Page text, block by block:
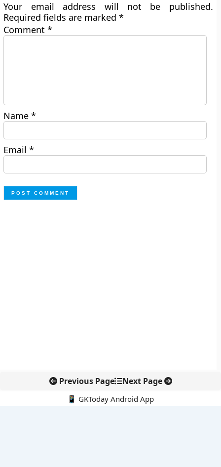
Your email address will not be published.
Required fields are marked*
Comment*
Name*
Email*
Previous Page Next Page
📱 GKToday Android App